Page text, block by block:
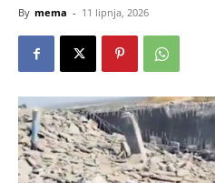
By mema - 11 lipnja, 2026